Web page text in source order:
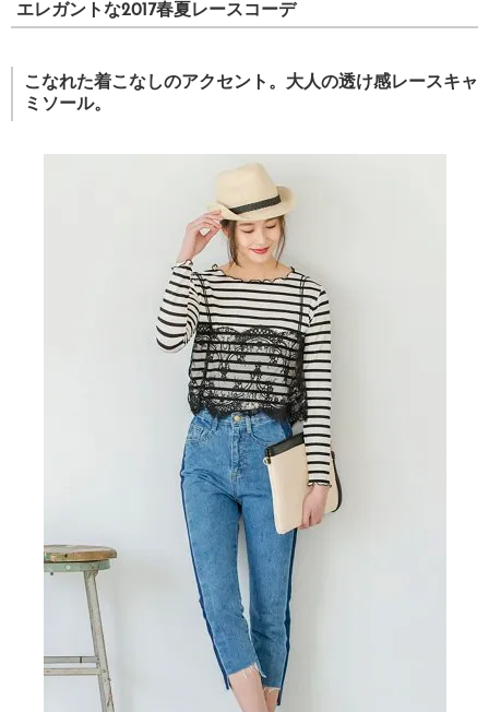
エレガントな2017春夏レースコーデ
こなれた着こなしのアクセント。大人の透け感レースキャ
ミソール。